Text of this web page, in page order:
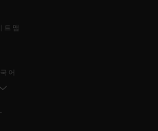
트맵
어